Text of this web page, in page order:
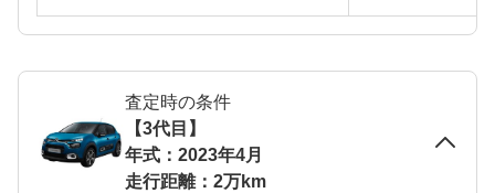
査定時の条件
【3代目】
年式：2023年4月
走行距離：2万km